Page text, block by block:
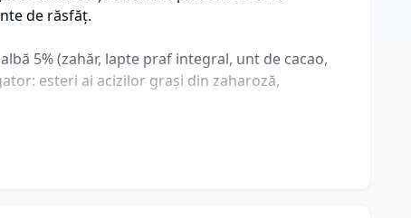
de răsfăț.
5% (zahăr, lapte praf integral, unt de cacao,
esteri ai acizilor grași din zaharoză,